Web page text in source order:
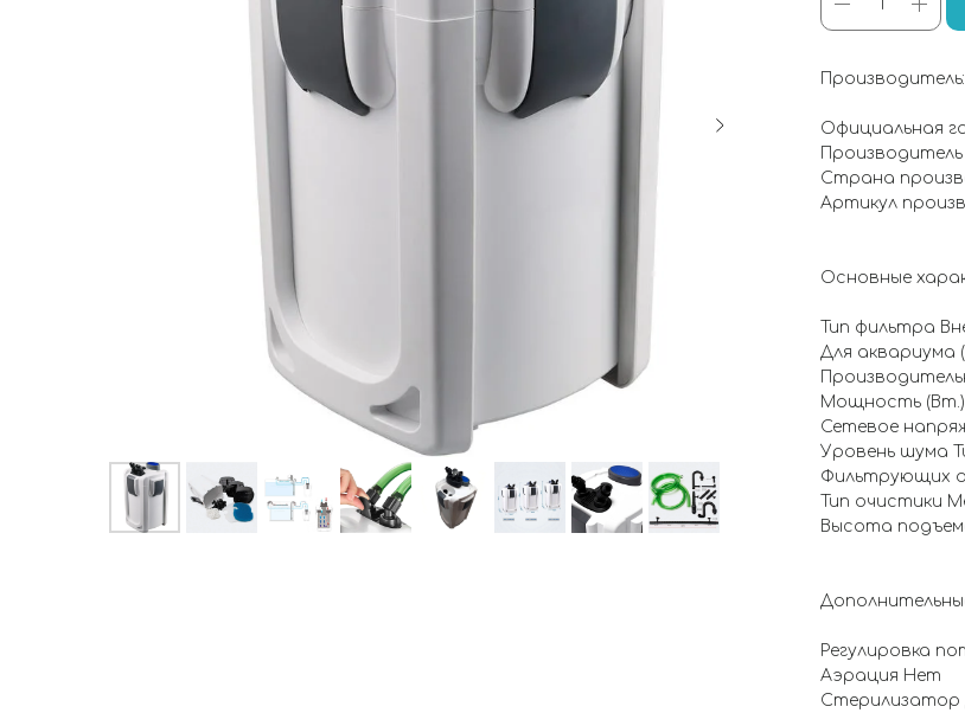
Производитель:
Официальная
Страна
Артикул
Основные
Тип фильтра
Для аквариума
Мощность (Вт.)
Сетевое
Уровень шума
Фильтрующих
Тип очистики
Высота
Регулировка
Аэрация Нет
Стерилизатор